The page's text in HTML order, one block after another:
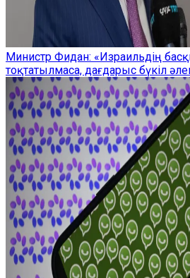
Министр Фидан: «Израильдің
тоқтатылмаса, дағдарыс бүкіл